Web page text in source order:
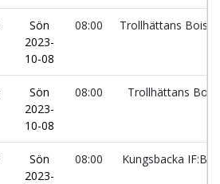
Sön
2023-
10-08
08:00 Trollhättans
Sön
2023-
10-08
08:00 Trollhättans
Sön
2023-
08:00 Kungsbacka IF:Blå